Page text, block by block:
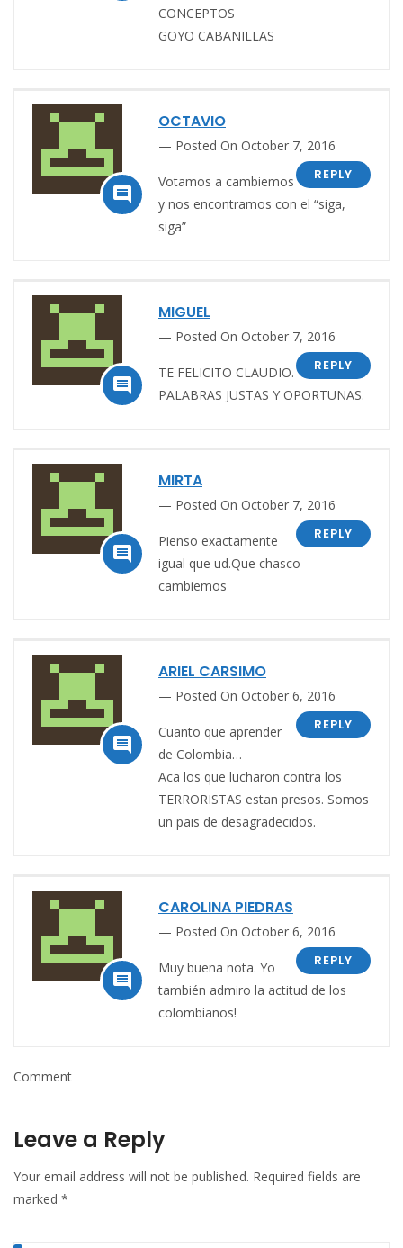
CONCEPTOS
GOYO CABANILLAS

OCTAVIO
Posted On October 7, 2016
REPLY
Votamos a cambiemos
y nos encontramos con el “siga,
siga”

MIGUEL
Posted On October 7, 2016
REPLY
TE FELICITO CLAUDIO.
PALABRAS JUSTAS Y OPORTUNAS.

MIRTA
Posted On October 7, 2016
REPLY
Pienso exactamente
igual que ud.Que chasco
cambiemos

ARIEL CARSIMO
Posted On October 6, 2016
REPLY
Cuanto que aprender
de Colombia…
Aca los que lucharon contra los
TERRORISTAS estan presos. Somos
un pais de desagradecidos.

CAROLINA PIEDRAS
Posted On October 6, 2016
REPLY
Muy buena nota. Yo
también admiro la actitud de los
colombianos!
Comment
Leave a Reply
Your email address will not be published. Required fields are
marked *